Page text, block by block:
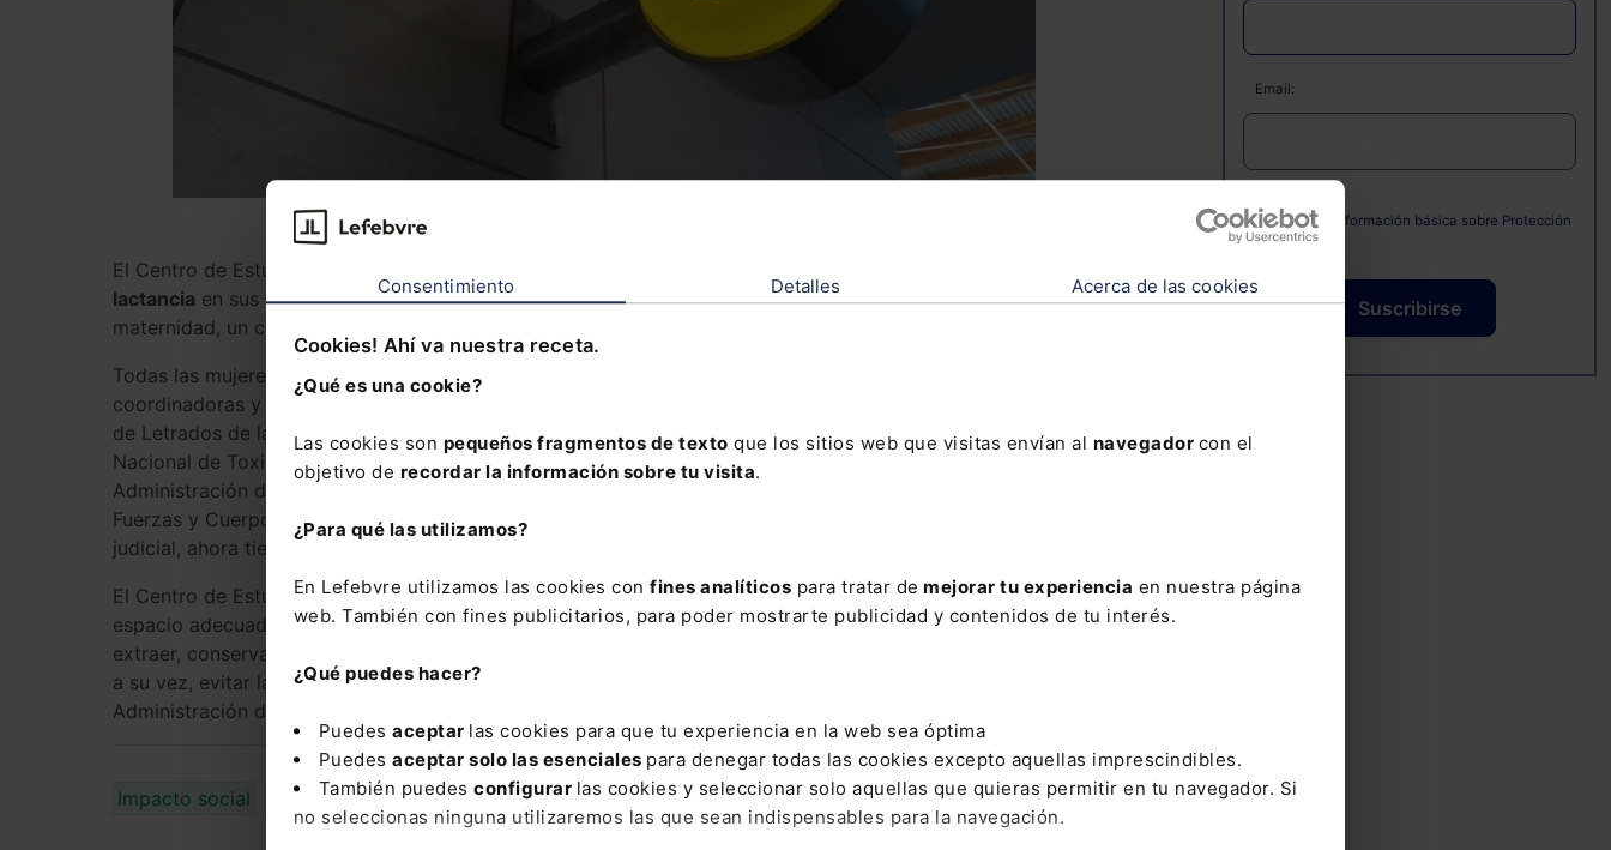
Consentimiento Detalles Acerca de las cookies
Cookies! Ahí va nuestra receta.
¿Qué es una cookie?
Las cookies son pequeños fragmentos de texto que los sitios web que visitas envían al navegador con el
objetivo de recordar la información sobre tu visita.
¿Para qué las utilizamos?
En Lefebvre utilizamos las cookies con fines analíticos para tratar de mejorar tu experiencia en nuestra página
web. También con fines publicitarios, para poder mostrarte publicidad y contenidos de tu interés.
¿Qué puedes hacer?
Puedes aceptar las cookies para que tu experiencia en la web sea óptima
Puedes aceptar solo las esenciales para denegar todas las cookies excepto aquellas imprescindibles.
También puedes configurar las cookies y seleccionar solo aquellas que quieras permitir en tu navegador. Si
no seleccionas ninguna utilizaremos las que sean indispensables para la navegación.
El Centro de Estudios Jurídicos (CEJ), comprometido con la
lactancia en sus instalaciones. Esta se ubica en la primera planta de la sede y cuenta con dos sillones de
maternidad, un cambiador, una mesa auxiliar y una nevera.
Todas las mujeres en período de lactancia que forman parte del
coordinadoras y docentes, visitantes, integrantes titulares o en prácticas de la Carrera Fiscal, del Cuerpo
de Letrados de la Administración de Justicia, los cuerpos de médicos forenses y facultativos del Instituto
Nacional de Toxicología y Ciencias Forenses, los cuerpos generales y especiales al servicio de la
Administración de Justicia, el Cuerpo de Abogados del Estado que cursan sus estudios en el centro, y las
Fuerzas y Cuerpos de Seguridad del Estado que reciben formación especializada en la función de policía
judicial, ahora tienen disponible recursos para ellas.
El Centro de Estudios Judiciales (CEJ) ha lanzado una iniciativa con el propósito de proporcionar un
espacio adecuado y tranquilo para las madres lactantes que visiten el edificio. Esto permitirá a éstas
extraer, conservar y transportar la leche materna, contribuyendo de este modo a una mejor
a su vez, evitar las limitaciones para el acceso a la formación profesional
Administración de Justicia, así como para su reincorporación a la vida laboral tras la maternidad.
Impacto social social
Email:
Consulta la información básica sobre Protección
de Datos
Suscribirse